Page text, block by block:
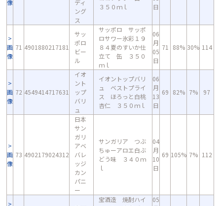
像
ディ
ング
ス
３５０ｍｌ
日
画
像
71 4901880217181
サッ
ポロ
ビー
ル
サッポロ サッポ
ロサワー氷彩１９
８４夏のすいか仕
立て 缶 ３５０
ｍｌ
06
月
05
日
71 88% 30% 114
画
像
72 4549414717631
イオ
ント
ップ
バリ
ュ
イオントップバリ
ュ ベストプライ
ス ほろっと白桃
杏仁 ３５０ｍｌ
06
月
13
日
69 82% 7% 97
画
像
73 4902179024312
日本
サン
ガリ
アベ
バレ
ッジ
カン
パニ
ー
サンガリア つぶ
ちゅーアロエ白ぶ
どう味 ３４０ｍ
ｌ
04
月
10
日
69 105% 7% 112
宝酒造 焼酎ハイ
05